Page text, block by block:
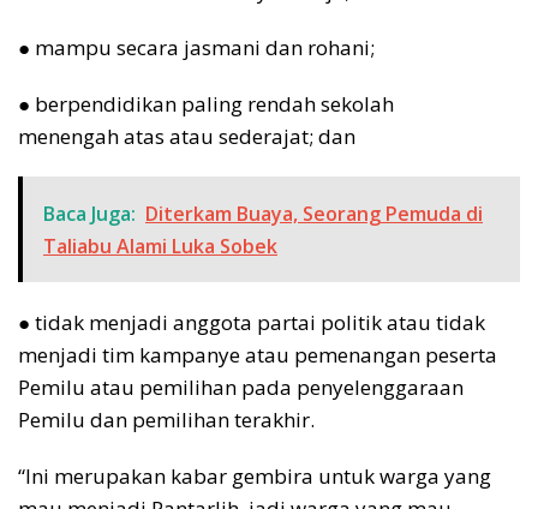
● mampu secara jasmani dan rohani;
● berpendidikan paling rendah sekolah
menengah atas atau sederajat; dan
Baca Juga: Diterkam Buaya, Seorang Pemuda di
Taliabu Alami Luka Sobek
● tidak menjadi anggota partai politik atau tidak
menjadi tim kampanye atau pemenangan peserta
Pemilu atau pemilihan pada penyelenggaraan
Pemilu dan pemilihan terakhir.
“Ini merupakan kabar gembira untuk warga yang